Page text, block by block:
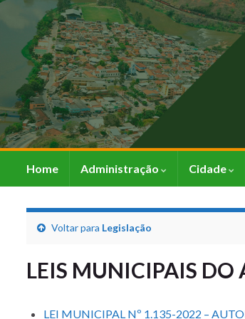
Home Administração Cidade
Voltar para Legislação
LEIS MUNICIPAIS DO
LEI MUNICIPAL Nº 1.135-2022 –